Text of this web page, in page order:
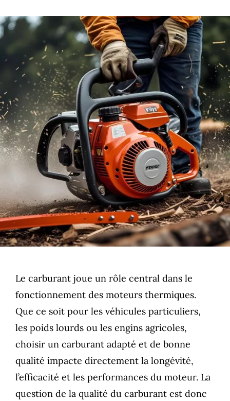
Le carburant joue un rôle central dans le
fonctionnement des moteurs thermiques.
Que ce soit pour les véhicules particuliers,
les poids lourds ou les engins agricoles,
choisir un carburant adapté et de bonne
qualité impacte directement la longévité,
l’efficacité et les performances du moteur. La
question de la qualité du carburant est donc